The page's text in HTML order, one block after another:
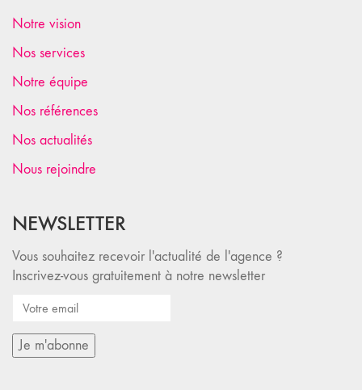
Notre vision
Nos services
Notre équipe
Nos références
Nos actualités
Nous rejoindre
NEWSLETTER
Vous souhaitez recevoir l'actualité de l'agence ?
Inscrivez-vous gratuitement à notre newsletter